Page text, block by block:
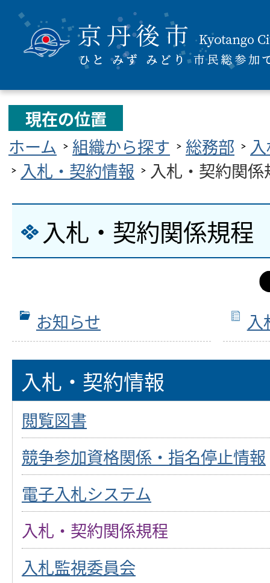
現在の位置
ホーム
組織から探す 総務部
入札・契約情報
入札・契約関係
入札・契約関係規程
お知らせ 入
入札・契約情報
閲覧図書
競争参加資格関係・指名停止情報
電子入札システム
入札・契約関係規程
入札監視委員会